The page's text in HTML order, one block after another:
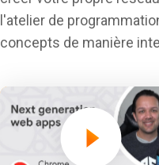
l'atelier de
concepts de manière